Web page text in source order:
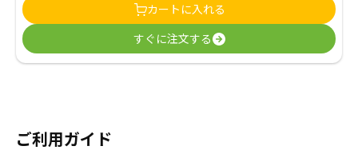
カートに入れる
すぐに注文する
ご利用ガイド